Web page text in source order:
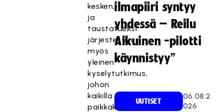
kesken,
ja
taustatueksi
järjestettiin
myös
yleinen
kyselytutkimus,
johon
kaikilla
paikkakunnan
ilmapiiri syntyy
yhdessä – Reilu
Aikuinen -pilotti
käynnistyy”
UUTISET
06.08.2
026